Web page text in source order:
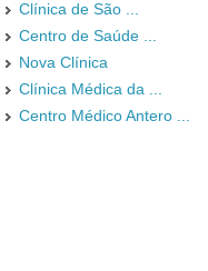
Clínica de São ...
Centro de Saúde ...
Nova Clínica
Clínica Médica da ...
Centro Médico Antero ...